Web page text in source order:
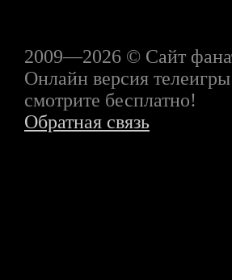
2009—2026 © Сайт
Онлайн версия
смотрите бесплатно!
Обратная связь